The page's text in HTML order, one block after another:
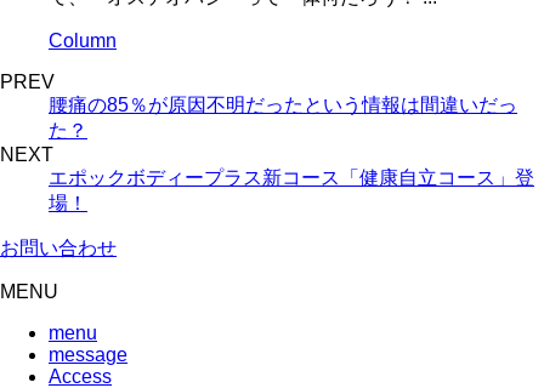
Column
PREV
腰痛の85％が原因不明だったという情報は間違いだっ
た？
NEXT
エポックボディープラス新コース「健康自立コース」登
場！
お問い合わせ
MENU
menu
message
Access